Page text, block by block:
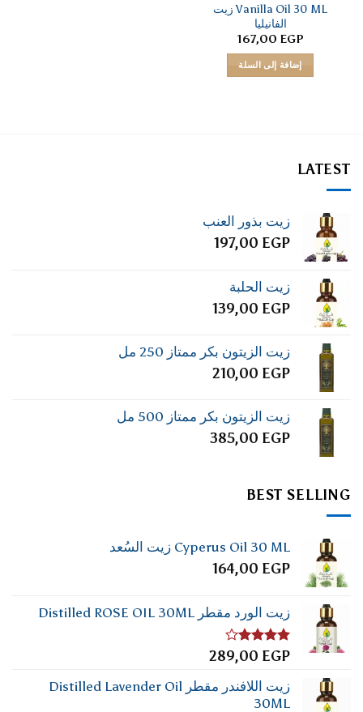
Vanilla Oil 30 ML زيت
الفانيليا
167,00 EGP
إضافة إلى السلة
LATEST
زيت بذور العنب
197,00 EGP
زيت الحلبة
139,00 EGP
زيت الزيتون بكر ممتاز 250 مل
210,00 EGP
زيت الزيتون بكر ممتاز 500 مل
385,00 EGP
BEST SELLING
Cyperus Oil 30 ML زيت السُعد
164,00 EGP
زيت الورد مقطر Distilled ROSE OIL 30ML
تم
من
5
289,00 EGP
زيت اللافندر مقطر Distilled Lavender Oil
30ML